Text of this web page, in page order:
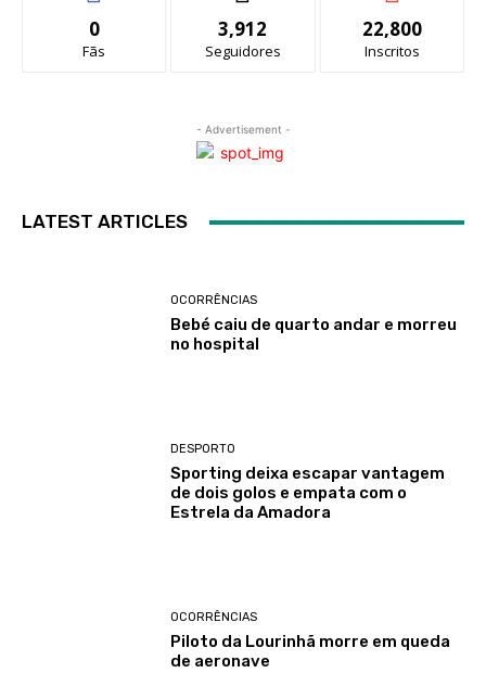
0
Fãs
3,912
Seguidores
22,800
Inscritos
- Advertisement -
LATEST ARTICLES
OCORRÊNCIAS
Bebé caiu de quarto andar e morreu
no hospital
DESPORTO
Sporting deixa escapar vantagem
de dois golos e empata com o
Estrela da Amadora
OCORRÊNCIAS
Piloto da Lourinhã morre em queda
de aeronave